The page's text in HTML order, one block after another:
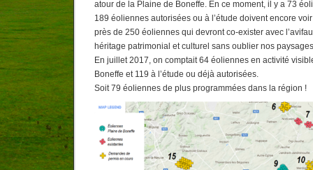
atour de la Plaine de Boneffe. En ce moment, il y a 73
189 éoliennes autorisées ou à l’étude doivent encore
près de 250 éoliennes qui devront co-exister avec
héritage patrimonial et culturel sans oublier nos
En juillet 2017, on comptait 64 éoliennes en activité
Boneffe et 119 à l’étude ou déjà autorisées.
Soit 79 éoliennes de plus programmées dans la région !